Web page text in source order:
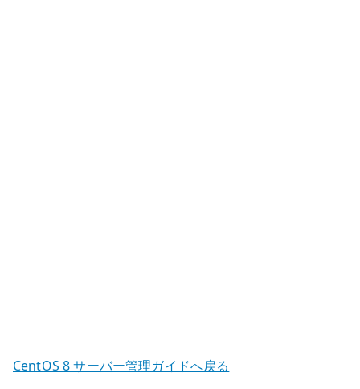
定
CentOS 8 サーバー管理ガイドへ戻る